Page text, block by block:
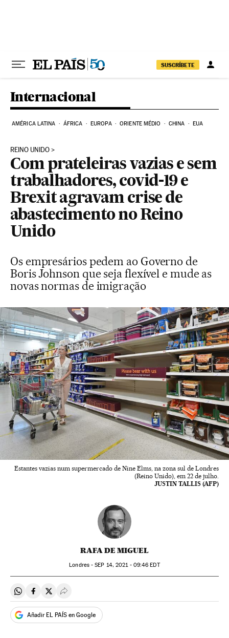
SUSCRÍBETE
Internacional
AMÉRICA LATINA ÁFRICA EUROPA ORIENTE MÉDIO CHINA EUA
REINO UNIDO
Com prateleiras vazias e sem
trabalhadores, covid-19 e
Brexit agravam crise de
abastecimento no Reino
Unido
Os empresários pedem ao Governo de
Boris Johnson que seja flexível e mude as
novas normas de imigração
Estantes vazias num supermercado de Nine Elms, na zona sul de Londres
(Reino Unido), em 22 de julho.
JUSTIN TALLIS (AFP)
RAFA DE MIGUEL
Londres -SEP 14, 2021 - 09:46 EDT
Compartir en Whatsapp
Compartir en Facebook
Compartir en Twitter
Desplegar Redes Sociales
Añadir EL PAÍS en Google